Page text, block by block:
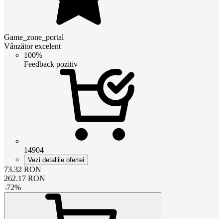
Game_zone_portal
Vânzător excelent
100%
Feedback pozitiv
14904
Vezi detaliile ofertei
73.32 RON
262.17 RON
-72%